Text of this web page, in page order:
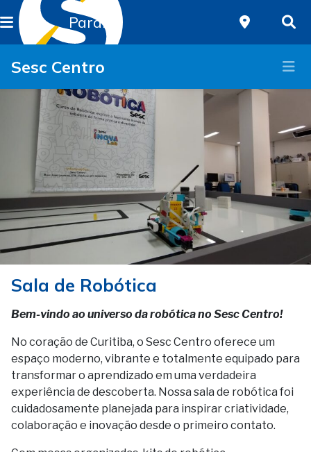
Paraná
Sesc Centro
Sala de Robótica
Bem-vindo ao universo da robótica no Sesc Centro!
No coração de Curitiba, o Sesc Centro oferece um
espaço moderno, vibrante e totalmente equipado para
transformar o aprendizado em uma verdadeira
experiência de descoberta. Nossa sala de robótica foi
cuidadosamente planejada para inspirar criatividade,
colaboração e inovação desde o primeiro contato.